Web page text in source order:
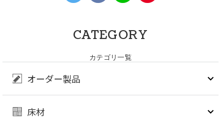
CATEGORY
カテゴリ一覧
オーダー製品
床材